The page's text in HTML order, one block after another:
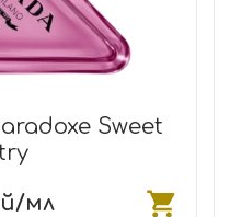
Sweet
мл